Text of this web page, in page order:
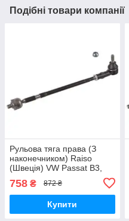
Подібні товари компанії
Рульова тяга права (З
наконечником) Raiso
(Швеція) VW Passat B3,
#RL-357804W UARIIQN17
758 ₴ 872 ₴
Купити